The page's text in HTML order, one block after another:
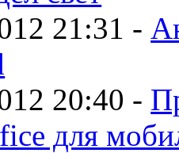
21:31 -
20:40 -
для